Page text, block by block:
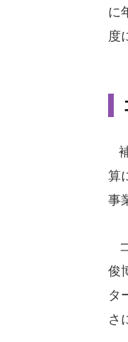
に
度
算
事
俊
タ
さ